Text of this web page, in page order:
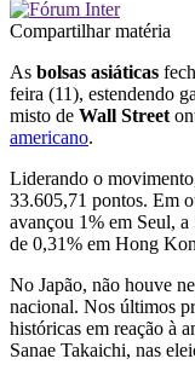
Compartilhar matéria
As bolsas asiáticas
feira (11), estendendo
misto de Wall Street
americano.
Liderando o
33.605,71 pontos. Em
avançou 1% em Seul,
de 0,31% em Hong
No Japão, não houve
nacional. Nos últimos
históricas em reação à
Sanae Takaichi, nas